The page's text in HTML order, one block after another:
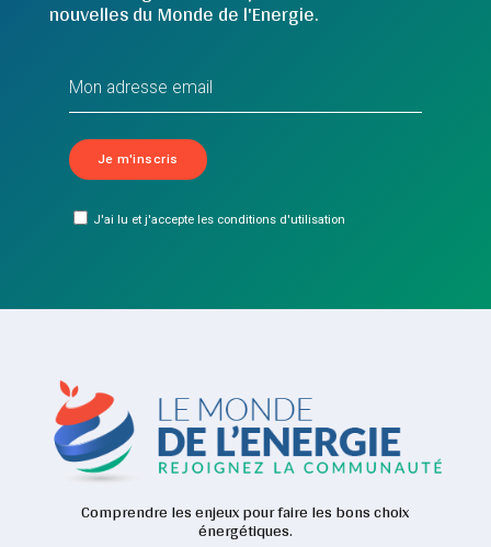
nouvelles du Monde de l'Energie.
J'ai lu et j'accepte les conditions d'utilisation
Comprendre les enjeux pour faire les bons choix
énergétiques.